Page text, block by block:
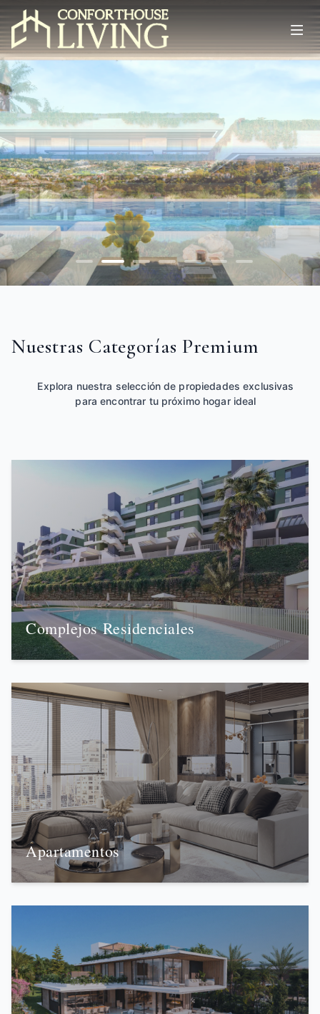
Nuestras Categorías Premium
Explora nuestra selección de propiedades exclusivas
para encontrar tu próximo hogar ideal
Complejos Residenciales
Apartamentos